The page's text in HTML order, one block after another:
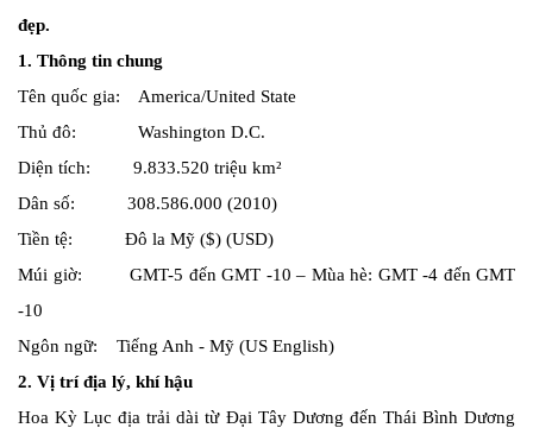
đẹp.
1. Thông tin chung
Tên quốc gia: America/United State
Thủ đô: Washington D.C.
Diện tích: 9.833.520 triệu km²
Dân số: 308.586.000 (2010)
Tiền tệ: Đô la Mỹ ($) (USD)
Múi giờ: GMT-5 đến GMT -10 – Mùa hè: GMT -4 đến GMT
-10
Ngôn ngữ: Tiếng Anh - Mỹ (US English)
2. Vị trí địa lý, khí hậu
Hoa Kỳ Lục địa trải dài từ Đại Tây Dương đến Thái Bình Dương